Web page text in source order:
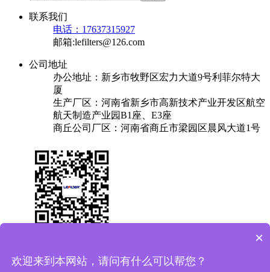
联系我们
电话：17637315927
邮箱:lefilters@126.com
公司地址
办公地址：新乡市牧野区宏力大道9号利菲尔特大
厦
生产厂区：河南省新乡市高新技术产业开发区航空
航天制造产业园B1座、E3座
商丘公司厂区：河南省商丘市梁园区晨风大道1号
×
欢迎来到本网站，请问有什么可以帮您？